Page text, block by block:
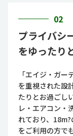
02
プライバシ
をゆったり
「エイジ・ガ
を重視された設
たりとお過ごし
レ・エアコン・
れており、
をご利用の方で